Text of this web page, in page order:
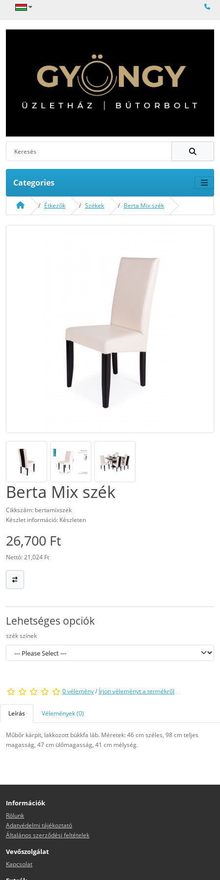
Categories
Étkezők Székek Berta Mix szék
Berta Mix szék
Cikkszám: bertamixszek
Készlet információ: Készleten
26,700 Ft
Nettó: 21,024 Ft
Lehetséges opciók
szék színek
0 vélemény/ Írjon véleményt a termékről
Leírás Vélemények (0)
Műbőr kárpit, lakkozott bükkfa láb. Méretek: 46 cm széles, 98 cm teljes
magasság, 47 cm ülőmagasság, 41 cm mélység.
Információk
Rólunk
Adatvédelmi tájékoztató
Általános szerződési feltételek
Vevőszolgálat
Kapcsolat